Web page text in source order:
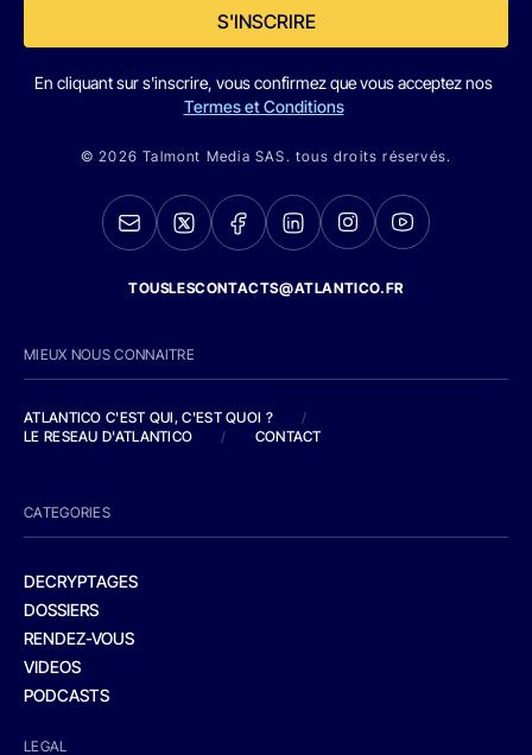
S'INSCRIRE
En cliquant sur s'inscrire, vous confirmez que vous acceptez nos
Termes et Conditions
© 2026 Talmont Media SAS. tous droits réservés.
TOUSLESCONTACTS@ATLANTICO.FR
MIEUX NOUS CONNAITRE
ATLANTICO C'EST QUI, C'EST QUOI ?
/
LE RESEAU D'ATLANTICO
/ CONTACT
CATEGORIES
DECRYPTAGES
DOSSIERS
RENDEZ-VOUS
VIDEOS
PODCASTS
LEGAL